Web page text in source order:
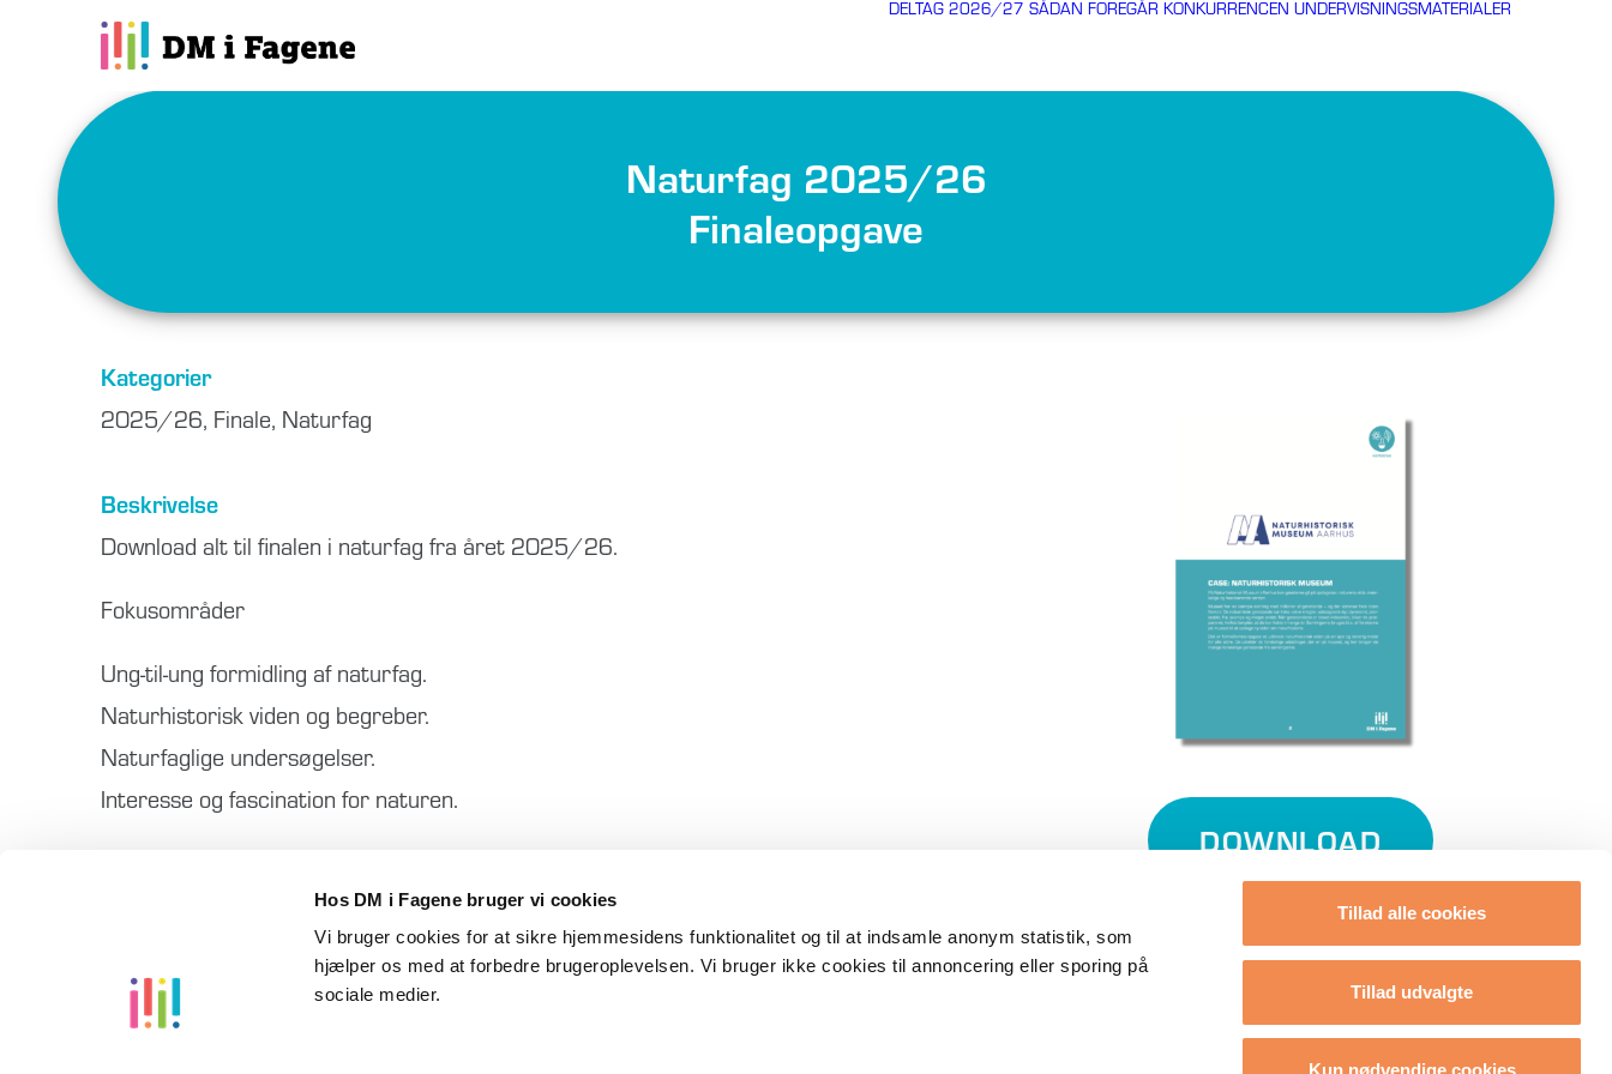
Hos DM i Fagene bruger vi cookies
Vi bruger cookies for at sikre hjemmesidens funktionalitet og til at indsamle anonym statistik, som
hjælper os med at forbedre brugeroplevelsen. Vi bruger ikke cookies til annoncering eller sporing på
sociale medier.
Tillad alle cookies
Tillad udvalgte
Kun nødvendige cookies
DELTAG 2026/27 SÅDAN FOREGÅR KONKURRENCEN UNDERVISNINGSMATERIALER
Naturfag 2025/26
Finaleopgave
Kategorier
2025/26, Finale, Naturfag
Beskrivelse
Download alt til finalen i naturfag fra året 2025/26.
Fokusområder
Ung-til-ung formidling af naturfag.
Naturhistorisk viden og begreber.
Naturfaglige undersøgelser.
Interesse og fascination for naturen.
Bedømmelseskriterier, bilag x2, caseopgave, undersøgelser
DOWNLOAD